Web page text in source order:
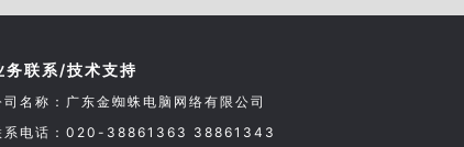
务联系/技术支持
司名称：广东金蜘蛛电脑网络有限公司
系电话：020-38861363 38861343